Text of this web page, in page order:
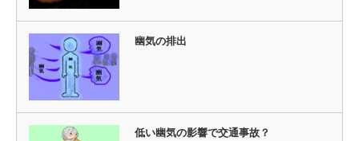
幽気の排出
低い幽気の影響で交通事故？